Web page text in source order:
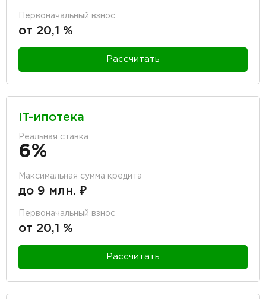
Первоначальный взнос
от 20,1 %
Рассчитать
IT-ипотека
Реальная ставка
6%
Максимальная сумма кредита
до 9 млн. ₽
Первоначальный взнос
от 20,1 %
Рассчитать